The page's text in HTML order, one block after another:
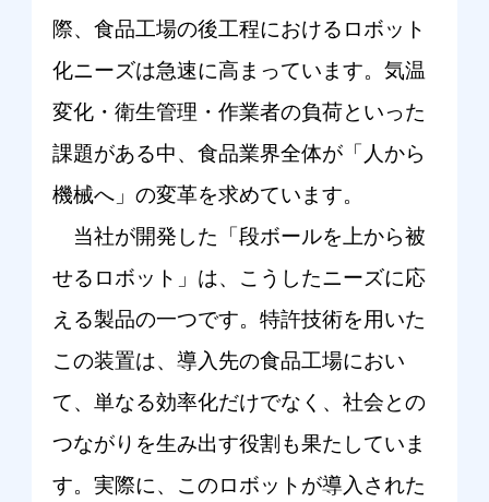
際、食品工場の後工程におけるロボット
化ニーズは急速に高まっています。気温
変化・衛生管理・作業者の負荷といった
課題がある中、食品業界全体が「人から
機械へ」の変革を求めています。
当社が開発した「段ボールを上から被
せるロボット」は、こうしたニーズに応
える製品の一つです。特許技術を用いた
この装置は、導入先の食品工場におい
て、単なる効率化だけでなく、社会との
つながりを生み出す役割も果たしていま
す。実際に、このロボットが導入された